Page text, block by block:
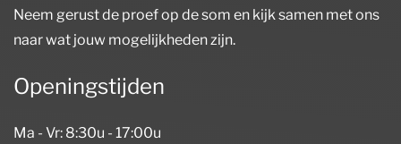
Neem gerust de proef op de som en kijk samen met ons
naar wat jouw mogelijkheden zijn.
Openingstijden
Ma - Vr: 8:30u - 17:00u